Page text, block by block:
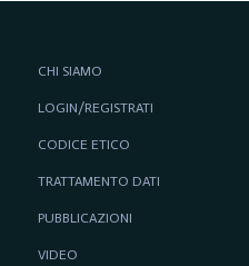
CHI SIAMO
LOGIN/REGISTRATI
CODICE ETICO
TRATTAMENTO DATI
PUBBLICAZIONI
VIDEO